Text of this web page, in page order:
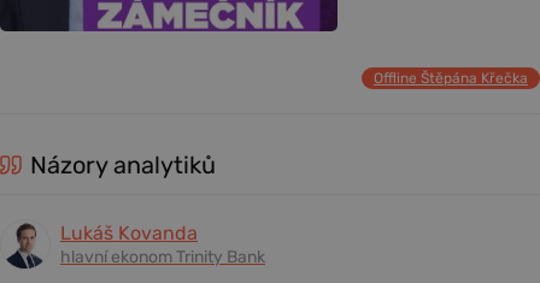
Offline Štěpána Křečka
Názory analytiků
Lukáš Kovanda
hlavní ekonom Trinity Bank